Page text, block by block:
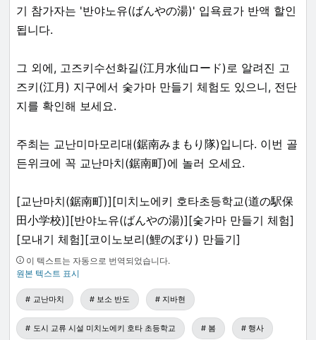
기 참가자는 '반야노유(ばんやの湯)' 입욕료가 반액 할인
됩니다.
그 외에, 고즈키수선화길(江月水仙ロード)로 알려진 고
즈키(江月) 지구에서 숯가마 만들기 체험도 있으니, 전단
지를 확인해 보세요.
주최는 교난미마모리대(鋸南みまもり隊)입니다. 이번 골
든위크에 꼭 교난마치(鋸南町)에 놀러 오세요.
[교난마치(鋸南町)][미치노에키 호타초등학교(道の駅保
田小学校)][반야노유(ばんやの湯)][숯가마 만들기 체험]
[모내기 체험][코이노보리(鯉のぼり) 만들기]
이 텍스트는 자동으로 번역되었습니다.
원본 텍스트 표시
교난마치 보소 반도 지바현
도시 교류 시설 미치노에키 호타 초등학교 봄 행사